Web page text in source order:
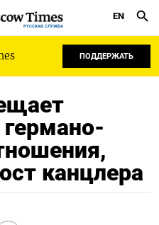
РУССКАЯ СЛУЖБА
EN
ПОДДЕРЖАТЬ
германо-
канцлера